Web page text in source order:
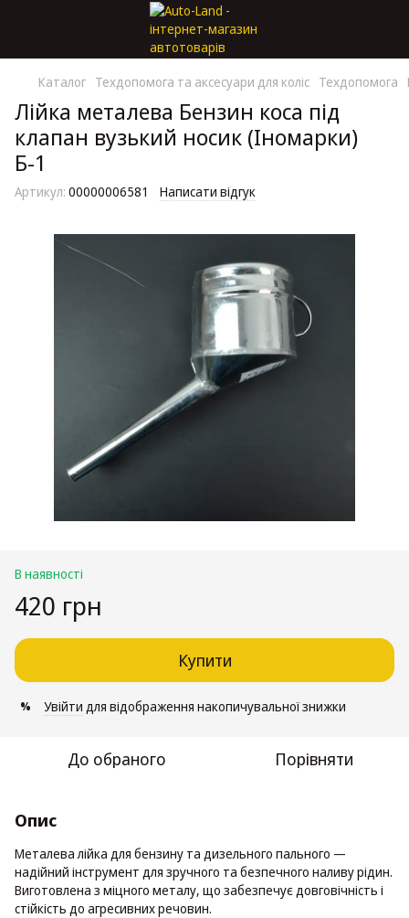
Каталог Техдопомога та аксесуари для коліс Техдопомога
Лійка металева Бензин коса під
клапан вузький носик (Іномарки)
Б-1
Артикул: 00000006581 Написати відгук
В наявності
420 грн
Купити
% Увійти для відображення накопичувальної знижки
До обраного Порівняти
Опис
Металева лійка для бензину та дизельного пального —
надійний інструмент для зручного та безпечного наливу рідин.
Виготовлена з міцного металу, що забезпечує довговічність і
стійкість до агресивних речовин.